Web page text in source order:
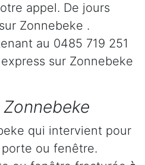
appel. De jours
Zonnebeke .
au 0485 719 251
sur Zonnebeke
qui intervient pour
ou fenêtre.